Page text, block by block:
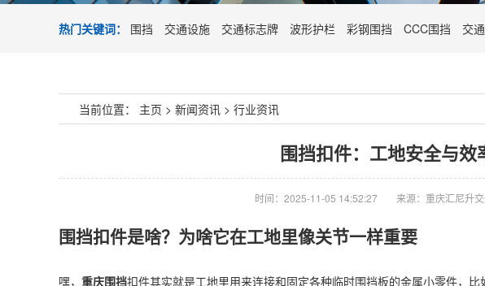
热门关键词： 围挡 交通设施 交通标志牌 波形护栏 彩钢围挡 CCC围挡 交
当前位置： 主页 > 新闻资讯 > 行业资讯
围挡扣件：工地安全与效
时间：2025-11-05 14:52:27 来源：重庆汇尼升
围挡扣件是啥？为啥它在工地里像关节一样重要
嘿， 重庆围挡扣件其实就是工地里用来连接和固定各种临时围挡板的金属小零件，